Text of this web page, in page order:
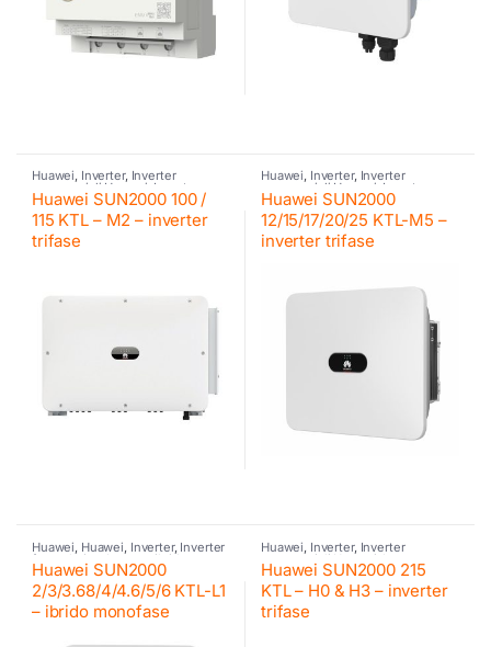
Huawei, Inverter, Inverter
commerciali Huawei Inverter
fotovoltaico
Huawei SUN2000 100 /
115 KTL – M2 – inverter
trifase
Huawei, Inverter, Inverter
commerciali Huawei Inverter
fotovoltaico
Huawei SUN2000
12/15/17/20/25 KTL-M5 –
inverter trifase
Huawei Huawei Inverter, Inverter
fotovoltaico Inverter ibrido
Inverter residenziali Huawei
Huawei SUN2000
2/3/3.68/4/4.6/5/6 KTL-L1
– ibrido monofase
Huawei Inverter, Inverter
commerciali Huawei
fotovoltaico
Huawei SUN2000 215
KTL – H0 & H3 – inverter
trifase